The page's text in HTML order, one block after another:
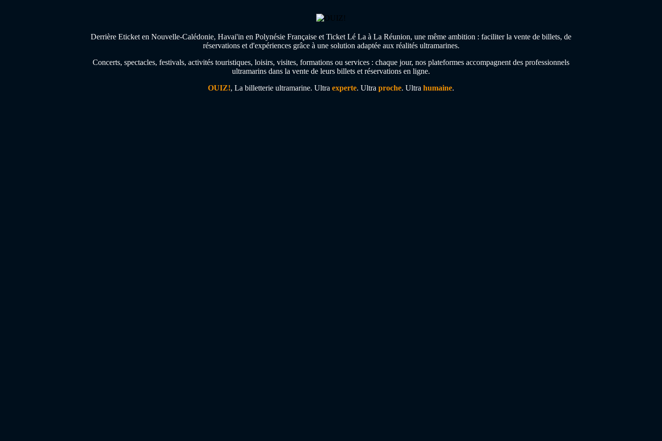
Derrière Eticket en Nouvelle-Calédonie, Havai'in en Polynésie Française et Ticket Lé La à La Réunion, une même ambition : faciliter la vente de billets, de
réservations et d'expériences grâce à une solution adaptée aux réalités ultramarines.
Concerts, spectacles, festivals, activités touristiques, loisirs, visites, formations ou services : chaque jour, nos plateformes accompagnent des professionnels
ultramarins dans la vente de leurs billets et réservations en ligne.
OUIZ!, La billetterie ultramarine. Ultra experte. Ultra proche.️ Ultra humaine.